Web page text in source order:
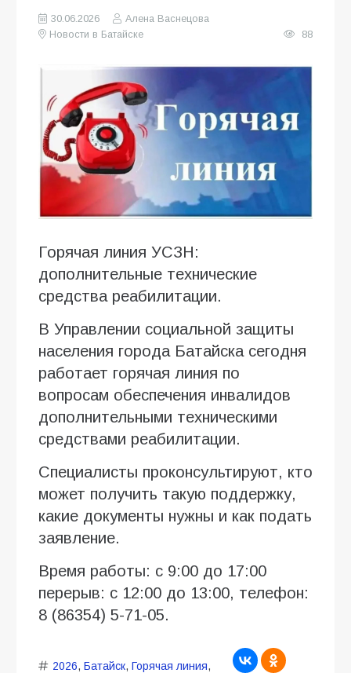
30.06.2026
Алена Васнецова
Новости в Батайске
88
Горячая линия УСЗН:
дополнительные технические
средства реабилитации.
В Управлении социальной защиты
населения города Батайска сегодня
работает горячая линия по
вопросам обеспечения инвалидов
дополнительными техническими
средствами реабилитации.
Специалисты проконсультируют, кто
может получить такую поддержку,
какие документы нужны и как подать
заявление.
Время работы: с 9:00 до 17:00
перерыв: с 12:00 до 13:00, телефон:
8 (86354) 5-71-05.
2026, Батайск, Горячая линия,